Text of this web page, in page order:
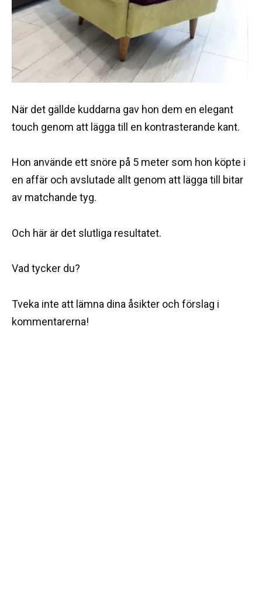
När det gällde kuddarna gav hon dem en elegant
touch genom att lägga till en kontrasterande kant.
Hon använde ett snöre på 5 meter som hon köpte i
en affär och avslutade allt genom att lägga till bitar
av matchande tyg.
Och här är det slutliga resultatet.
Vad tycker du?
Tveka inte att lämna dina åsikter och förslag i
kommentarerna!